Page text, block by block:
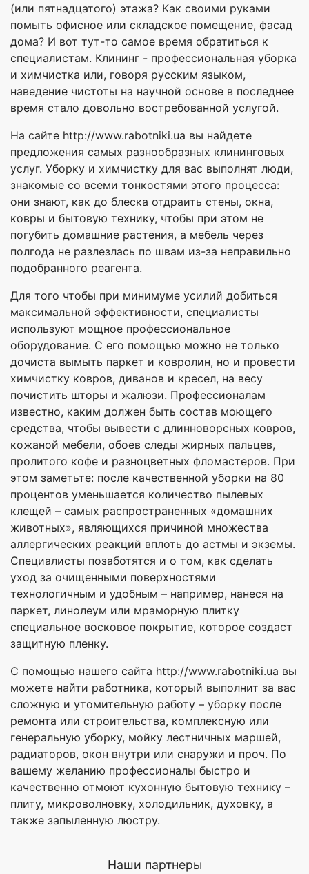
(или пятнадцатого) этажа? Как своими руками
помыть офисное или складское помещение, фасад
дома? И вот тут-то самое время обратиться к
специалистам. Клининг - профессиональная уборка
и химчистка или, говоря русским языком,
наведение чистоты на научной основе в последнее
время стало довольно востребованной услугой.
На сайте http://www.rabotniki.ua вы найдете
предложения самых разнообразных клининговых
услуг. Уборку и химчистку для вас выполнят люди,
знакомые со всеми тонкостями этого процесса:
они знают, как до блеска отдраить стены, окна,
ковры и бытовую технику, чтобы при этом не
погубить домашние растения, а мебель через
полгода не разлезлась по швам из-за неправильно
подобранного реагента.
Для того чтобы при минимуме усилий добиться
максимальной эффективности, специалисты
используют мощное профессиональное
оборудование. С его помощью можно не только
дочиста вымыть паркет и ковролин, но и провести
химчистку ковров, диванов и кресел, на весу
почистить шторы и жалюзи. Профессионалам
известно, каким должен быть состав моющего
средства, чтобы вывести с длинноворсных ковров,
кожаной мебели, обоев следы жирных пальцев,
пролитого кофе и разноцветных фломастеров. При
этом заметьте: после качественной уборки на 80
процентов уменьшается количество пылевых
клещей – самых распространенных «домашних
животных», являющихся причиной множества
аллергических реакций вплоть до астмы и экземы.
Специалисты позаботятся и о том, как сделать
уход за очищенными поверхностями
технологичным и удобным – например, нанеся на
паркет, линолеум или мраморную плитку
специальное восковое покрытие, которое создаст
защитную пленку.
С помощью нашего сайта http://www.rabotniki.ua вы
можете найти работника, который выполнит за вас
сложную и утомительную работу – уборку после
ремонта или строительства, комплексную или
генеральную уборку, мойку лестничных маршей,
радиаторов, окон внутри или снаружи и проч. По
вашему желанию профессионалы быстро и
качественно отмоют кухонную бытовую технику –
плиту, микроволновку, холодильник, духовку, а
также запыленную люстру.
Наши партнеры